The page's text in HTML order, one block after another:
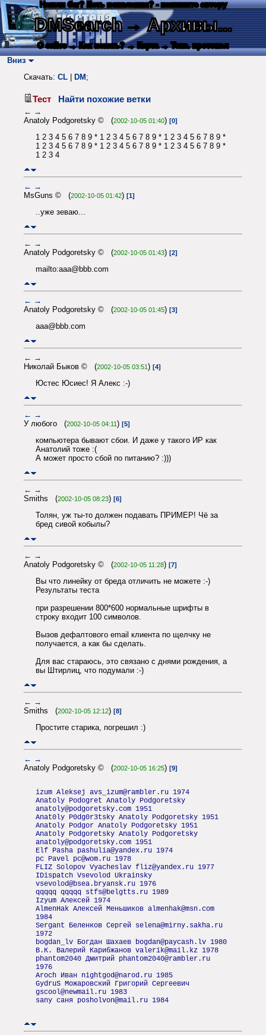
Нашли баг? Есть пожелания? - напишите автору
DMSearch→ Архивы...
О сайте → Как искать? → Карта → Текс. протокол
Вниз
Скачать: CL DM ;
Тест Найти похожие ветки
← →
Anatoly Podgoretsky © (2002-10-05 01:40) [0]
1 2 3 4 5 6 7 8 9 * 1 2 3 4 5 6 7 8 9 * 1 2 3 4 5 6 7 8 9 *
1 2 3 4 5 6 7 8 9 * 1 2 3 4 5 6 7 8 9 * 1 2 3 4 5 6 7 8 9 *
1 2 3 4
← →
MsGuns © (2002-10-05 01:42) [1]
..уже зеваю...
← →
Anatoly Podgoretsky © (2002-10-05 01:43) [2]
mailto:aaa@bbb.com
← →
Anatoly Podgoretsky © (2002-10-05 01:45) [3]
aaa@bbb.com
← →
Николай Быков © (2002-10-05 03:51) [4]
Юстес Юсиес! Я Алекс :-)
← →
У любого (2002-10-05 04:11) [5]
компьютера бывают сбои. И даже у такого ИР как
Анатолий тоже :(
А может просто сбой по питанию? :)))
← →
Smiths (2002-10-05 08:23) [6]
Толян, уж ты-то должен подавать ПРИМЕР! Чё за
бред сивой кобылы?
← →
Anatoly Podgoretsky © (2002-10-05 11:28) [7]
Вы что линейку от бреда отличить не можете :-)
Результаты теста
при разрешении 800*600 нормальные шрифты в
строку входит 100 символов.
Вызов дефалтового email клиента по щелчку не
получается, а как бы сделать.
Для вас стараюсь, это связано с днями рождения, а
вы Штирлиц, что подумали :-)
← →
Smiths (2002-10-05 12:12) [8]
Простите старика, погрешил :)
← →
Anatoly Podgoretsky © (2002-10-05 16:25) [9]
izum Aleksej avs_izum@rambler.ru 1974
Anatoly­ Podogret Anatoly Podgoretsky
anatoly@podgoretsky.com 1951
Anat0ly P0dg0r3tsky Anatoly Podgoretsky 1951
Anatoly Podgor Anatoly Podgoretsky 1951
Anatoly Podgoretsky Anatoly Podgoretsky
anatoly@podgoretsky.com 1951
Elf Pasha pashulia@yandex.ru 1974
pc Pavel pc@wom.ru 1978
FLIZ Solopov Vyacheslav fliz@yandex.ru 1977
IDispatch Vsevolod Ukrainsky
vsevolod@bsea.bryansk.ru 1976
qqqqq qqqqq stfs@belgtts.ru 1989
Izyum Алексей 1974
AlmenHak Алексей Меньшиков almenhak@msn.com
1984
Sergant Беленков Сергей selena@mirny.sakha.ru
1972
bogdan_lv Богдан Шахаев bogdan@paycash.lv 1980
В.К. Валерий Карибжанов valerik@mail.kz 1978
phantom2040 Дмитрий phantom2040@rambler.ru
1976
Aroch Иван nightgod@narod.ru 1985
GydruS Можаровский Григорий Сергеевич
gscool@newmail.ru 1983
sany саня posholvon@mail.ru 1984